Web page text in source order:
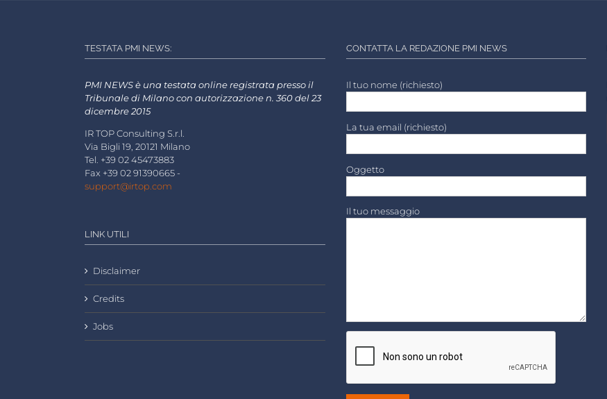
TESTATA PMI NEWS:
PMI NEWS è una testata online registrata presso il
Tribunale di Milano con autorizzazione n. 360 del 23
dicembre 2015
IR TOP Consulting S.r.l.
Via Bigli 19, 20121 Milano
Tel. +39 02 45473883
Fax +39 02 91390665 -
support@irtop.com
LINK UTILI
Disclaimer
Credits
Jobs
CONTATTA LA REDAZIONE PMI NEWS
Il tuo nome (richiesto)
La tua email (richiesto)
Oggetto
Il tuo messaggio